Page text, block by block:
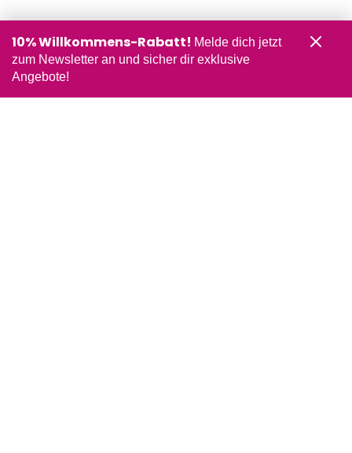
10% Willkommens-Rabatt! Melde dich jetzt
zum Newsletter an und sicher dir exklusive
Angebote!